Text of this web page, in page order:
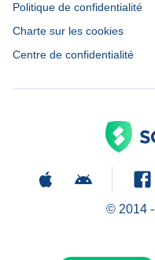
Politique de confidentialité
Charte sur les cookies
Centre de confidentialité
© 2014 -